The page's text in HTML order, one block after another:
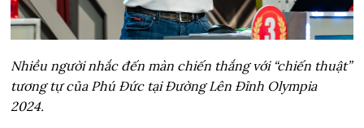
Nhiều người nhắc đến màn chiến thắng với “chiến thuật”
tương tự của Phú Đức tại Đường Lên Đỉnh Olympia
2024.